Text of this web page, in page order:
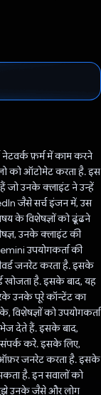
फ़र्म में काम करने
को ऑटोमेट करता है. इस
जो उनके क्लाइंट ने उन्हें
जैसे सर्च इंजन में, उस
के विशेषज्ञों को ढूंढने
उनके क्लाइंट की
उपयोगकर्ता की
जनरेट करता है. इसके
खोजता है. इसके बाद, यह
उनके पूरे कॉन्टेंट का
को उपयोगकर्ता
भेज देते हैं. इसके बाद,
संपर्क करे. इसके लिए,
ऑफ़र जनरेट करता है. इसके
है. इन सवालों को
उनके जैसे और लोग